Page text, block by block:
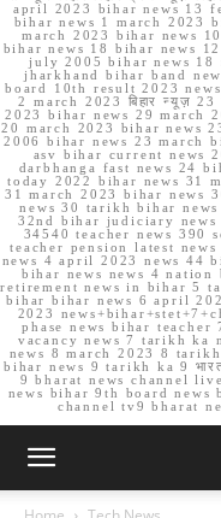
april 2023 bihar news 13
bihar news 1 march 2023
march 2023 bihar news
bihar news 18 bihar news
july 2005 bihar news 18
jharkhand bihar band
board 10th result 2023 news
2 march 2023 बिहार न्यूज़ 23
2023 bihar news 29 march
20 march 2023 bihar news
2006 bihar news 23 march
asv bihar current news
darbhanga fast news 24
today 2022 bihar news 31
31 march 2023 bihar news
news 30 tarikh bihar
32nd bihar judiciary
34540 teacher news 390
teacher pension latest
news 4 april 2023 news 44
bihar news news 4
retirement news in bihar 5
bihar bihar news 6 april
2023
phase news bihar teacher
vacancy news 7 tarikh ka
news 8 march 2023 8
bihar news 9 tarikh ka 9
9 bharat news channel
news bihar 9th board news
channel tv9 bharat